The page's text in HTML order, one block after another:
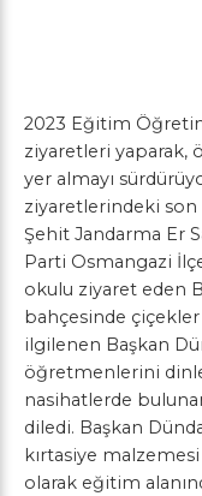
2023 Eğitim
ziyaretleri yaparak,
yer almayı
ziyaretlerindeki son
Şehit Jandarma Er
Parti Osmangazi
okulu ziyaret eden
bahçesinde çiçekler
ilgilenen Başkan
öğretmenlerini
nasihatlerde
diledi. Başkan
kırtasiye
olarak eğitim